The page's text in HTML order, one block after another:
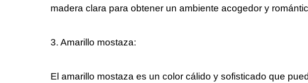
madera clara para obtener un ambiente acogedor y
3. Amarillo mostaza:
El amarillo mostaza es un color cálido y sofisticado que